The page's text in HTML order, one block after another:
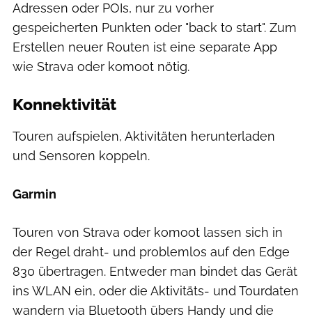
Adressen oder POIs, nur zu vorher
gespeicherten Punkten oder "back to start". Zum
Erstellen neuer Routen ist eine separate App
wie Strava oder komoot nötig.
Konnektivität
Touren aufspielen, Aktivitäten herunterladen
und Sensoren koppeln.
Garmin
Touren von Strava oder komoot lassen sich in
der Regel draht- und problemlos auf den Edge
830 übertragen. Entweder man bindet das Gerät
ins WLAN ein, oder die Aktivitäts- und Tourdaten
wandern via Bluetooth übers Handy und die